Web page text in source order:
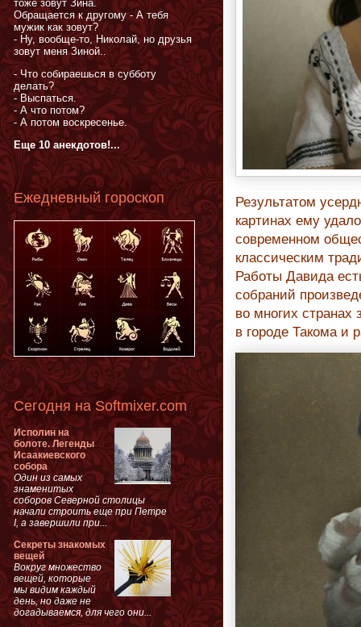
Результатом
картинах ему
современном
классическим
Работы Давида
собраний
во многих
в городе Такома и
тоже зовут Зина.
Обращается к другому - А тебя
мужик как зовут?
- Ну, вообще-то, Николай, но друзья
зовут меня Зиной..
- Что собираешься в субботу
делать?
- Выспаться.
- А что потом?
- А потом воскресенье.
Еще 10 анекдотов!...
Ежедневный гороскоп
Сегодня на Softmixer.com
Исполин на
болоте. Легенды
Исаакиевского
собора
Один из самых
знаменитых
соборов Северной столицы
начали строить еще при Петре
I, а завершили при...
Секреты знакомых
вещей
Вокруг множество
вещей, которые
мы видим каждый
день, но даже не
догадываемся, для чего они...